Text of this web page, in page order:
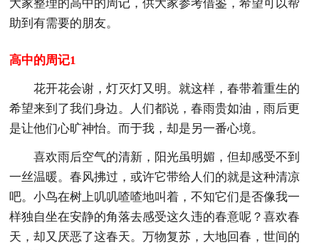
大家整理的高中的周记，供大家参考借鉴，希望可以帮
助到有需要的朋友。
高中的周记1
花开花会谢，灯灭灯又明。就这样，春带着重生的
希望来到了我们身边。人们都说，春雨贵如油，雨后更
是让他们心旷神怡。而于我，却是另一番心境。
喜欢雨后空气的清新，阳光虽明媚，但却感受不到
一丝温暖。春风拂过，或许它带给人们的就是这种清凉
吧。小鸟在树上叽叽喳喳地叫着，不知它们是否像我一
样独自坐在安静的角落去感受这久违的春意呢？喜欢春
天，却又厌恶了这春天。万物复苏，大地回春，世间的